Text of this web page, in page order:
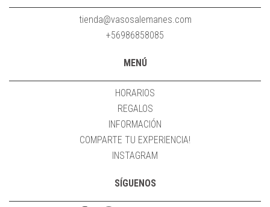
tienda@vasosalemanes.com
+56986858085
MENÚ
HORARIOS
REGALOS
INFORMACIÓN
COMPARTE TU EXPERIENCIA!
INSTAGRAM
SÍGUENOS